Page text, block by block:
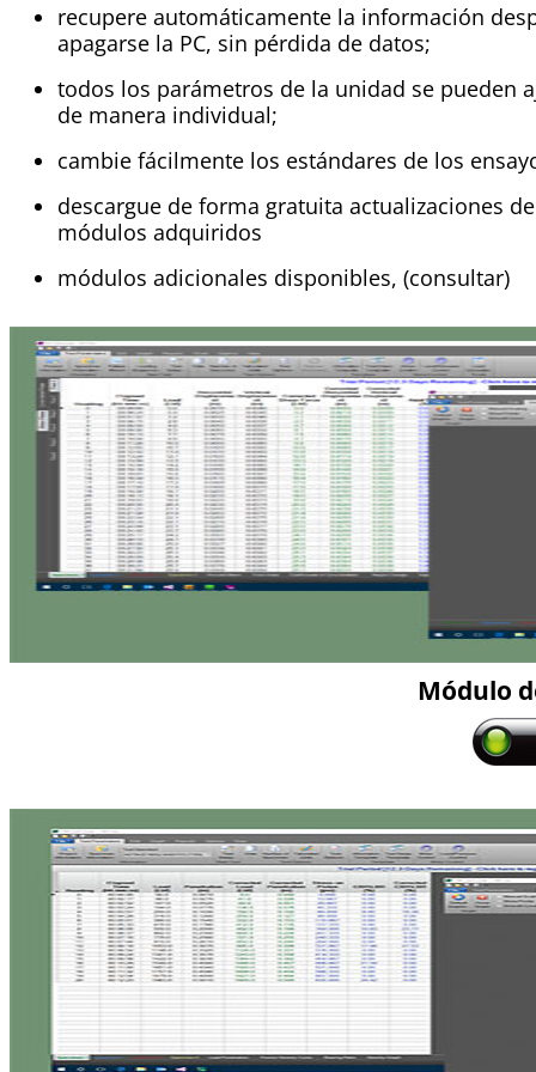
recupere automáticamente la información
apagarse la PC, sin pérdida de datos;
todos los parámetros de la unidad se pueden
de manera individual;
cambie fácilmente los estándares de los
descargue de forma gratuita actualizaciones
módulos adquiridos
módulos adicionales disponibles, (consultar)
Módulo